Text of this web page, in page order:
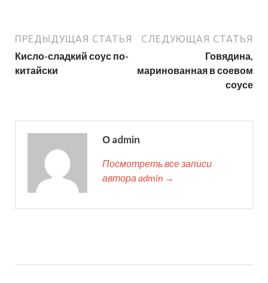
ПРЕДЫДУЩАЯ СТАТЬЯ
Кисло-сладкий соус по-
китайски
СЛЕДУЮЩАЯ СТАТЬЯ
Говядина,
маринованная в соевом
соусе
О admin
Посмотреть все записи
автора admin →